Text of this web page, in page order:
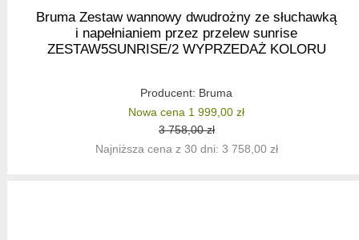
Bruma Zestaw wannowy dwudrożny ze słuchawką
i napełnianiem przez przelew sunrise
ZESTAW5SUNRISE/2 WYPRZEDAŻ KOLORU
Producent: Bruma
Nowa cena 1 999,00 zł
3 758,00 zł
Najniższa cena z 30 dni: 3 758,00 zł